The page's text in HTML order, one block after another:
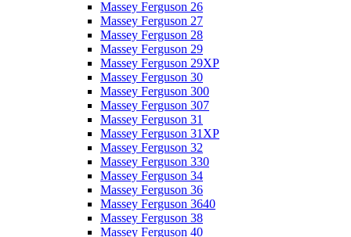
Massey Ferguson 26
Massey Ferguson 27
Massey Ferguson 28
Massey Ferguson 29
Massey Ferguson 29XP
Massey Ferguson 30
Massey Ferguson 300
Massey Ferguson 307
Massey Ferguson 31
Massey Ferguson 31XP
Massey Ferguson 32
Massey Ferguson 330
Massey Ferguson 34
Massey Ferguson 36
Massey Ferguson 3640
Massey Ferguson 38
Massey Ferguson 40